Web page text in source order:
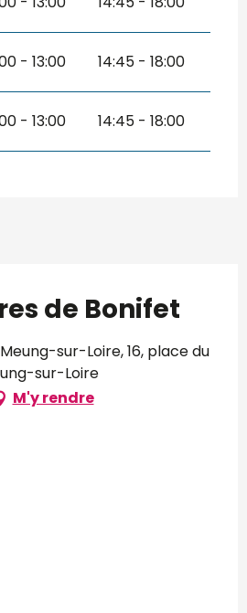
- 13:00 14:45 - 18:00
- 13:00 14:45 - 18:00
de Bonifet
sur-Loire, 16, place du
sur-Loire
M'y rendre